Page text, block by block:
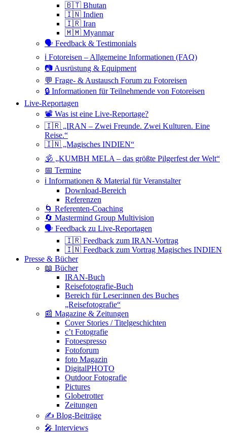
🇧🇹 Bhutan
🇮🇳 Indien
🇮🇷 Iran
🇲🇲 Myanmar
🗣 Feedback & Testimonials
ℹ️ Fotoreisen – Allgemeine Informationen (FAQ)
📷 Ausrüstung & Equipment
💬 Frage- & Austausch Forum zu Fotoreisen
🔒 Informationen für Teilnehmende von Fotoreisen
Live-Reportagen
📽 Was ist eine Live-Reportage?
🇮🇷 „IRAN – Zwei Freunde. Zwei Kulturen. Eine
Reise.“
🇮🇳 „Magisches INDIEN“
🕉 „KUMBH MELA – das größte Pilgerfest der Welt“
📅 Termine
ℹ️ Informationen & Material für Veranstalter
Download-Bereich
Referenzen
🌀 Referenten-Coaching
🔄 Mastermind Group Multivision
🗣 Feedback zu Live-Reportagen
🇮🇷 Feedback zum IRAN-Vortrag
🇮🇳 Feedback zum Vortrag Magisches INDIEN
Presse & Bücher
📖 Bücher
IRAN-Buch
Reisefotografie-Buch
Bereich für Leser:innen des Buches
„Reisefotografie“
📰 Magazine & Zeitungen
Cover Stories / Titelgeschichten
c’t Fotografie
Fotoespresso
Fotoforum
foto Magazin
DigitalPHOTO
Outdoor Fotografie
Pictures
Globetrotter
Zeitungen
✍️ Blog-Beiträge
🎤 Interviews